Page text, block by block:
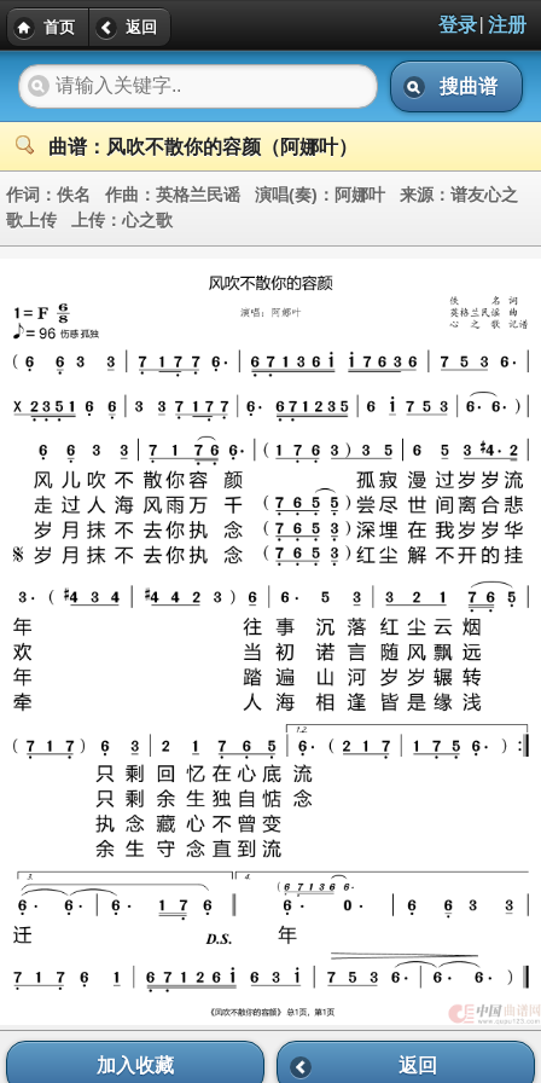
首页 返回 登录| 注册
搜曲谱
曲谱：风吹不散你的容颜（阿娜叶）
作词： 佚名 作曲： 英格兰民谣 演唱(奏)： 阿娜叶 来源： 谱友心之
歌上传 上传： 心之歌
加入收藏 返回